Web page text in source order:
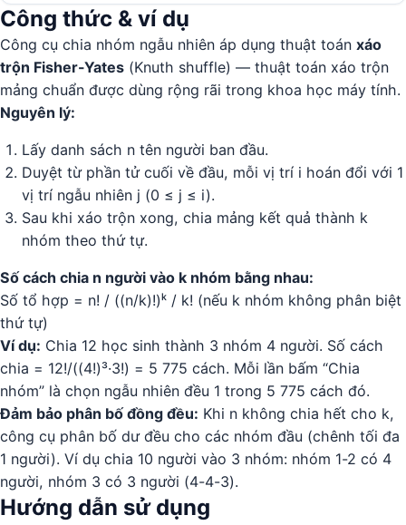
Công thức & ví dụ
Công cụ chia nhóm ngẫu nhiên áp dụng thuật toán xáo
trộn Fisher-Yates (Knuth shuffle) — thuật toán xáo trộn
mảng chuẩn được dùng rộng rãi trong khoa học máy tính.
Nguyên lý:
Lấy danh sách n tên người ban đầu.
Duyệt từ phần tử cuối về đầu, mỗi vị trí i hoán đổi với 1
vị trí ngẫu nhiên j (0 ≤ j ≤ i).
Sau khi xáo trộn xong, chia mảng kết quả thành k
nhóm theo thứ tự.
Số cách chia n người vào k nhóm bằng nhau:
Số tổ hợp = n! / ((n/k)!)ᵏ / k! (nếu k nhóm không phân biệt
thứ tự)
Ví dụ: Chia 12 học sinh thành 3 nhóm 4 người. Số cách
chia = 12!/((4!)³·3!) = 5 775 cách. Mỗi lần bấm “Chia
nhóm” là chọn ngẫu nhiên đều 1 trong 5 775 cách đó.
Đảm bảo phân bố đồng đều: Khi n không chia hết cho k,
công cụ phân bố dư đều cho các nhóm đầu (chênh tối đa
1 người). Ví dụ chia 10 người vào 3 nhóm: nhóm 1-2 có 4
người, nhóm 3 có 3 người (4-4-3).
Hướng dẫn sử dụng